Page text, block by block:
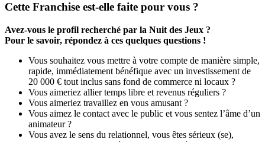
partenaires dynamiques, dotés d’un bon relationnel, d’un sens de
Ce modèle s’adresse autant aux professionnels de l’événementiel
souhaitant diversifier leur offre, qu’aux personnes en reconversion à
la recherche d’une activité valorisante et flexible. Une implication
locale forte, l’aptitude à fédérer et à animer un public associatif sont
des atouts majeurs pour réussir.
Un accompagnement complet dès le lancement
Pour garantir le succès de ses franchisés, la Nuit des Jeux propose
un accompagnement de A à Z : formation initiale approfondie, prise
en main du matériel, soutien stratégique et commercial. Le suivi se
poursuit tout au long de l’activité pour favoriser la montée en
Cette Franchise est-elle faite pour vous ?
Avez-vous le profil recherché par la Nuit des Jeux ?
Pour le savoir, répondez à ces quelques questions !
Vous souhaitez vous mettre à votre compte de manière simple,
rapide, immédiatement bénéfique avec un investissement de
20 000 € tout inclus sans fond de commerce ni locaux ?
Vous aimeriez allier temps libre et revenus réguliers ?
Vous aimeriez travaillez en vous amusant ?
Vous aimez le contact avec le public et vous sentez l’âme d’un
animateur ?
Vous avez le sens du relationnel, vous êtes sérieux (se),